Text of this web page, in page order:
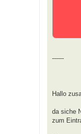
------
Hallo
da siche
zum